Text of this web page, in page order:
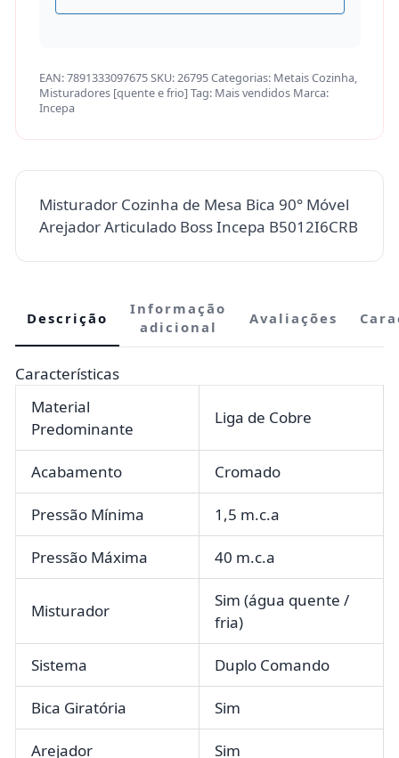
EAN:7891333097675SKU:26795Categorias: Metais Cozinha,
Misturadores [quente e frio]Tag: Mais vendidos Marca:
Incepa
Misturador Cozinha de Mesa Bica 90° Móvel
Arejador Articulado Boss Incepa B5012I6CRB
Descrição
Informação
adicional
Avaliações
Características
Material
Predominante
Liga de Cobre
Acabamento Cromado
Pressão Mínima 1,5 m.c.a
Pressão Máxima 40 m.c.a
Misturador
Sim (água quente /
fria)
Sistema Duplo Comando
Bica Giratória Sim
Arejador Sim